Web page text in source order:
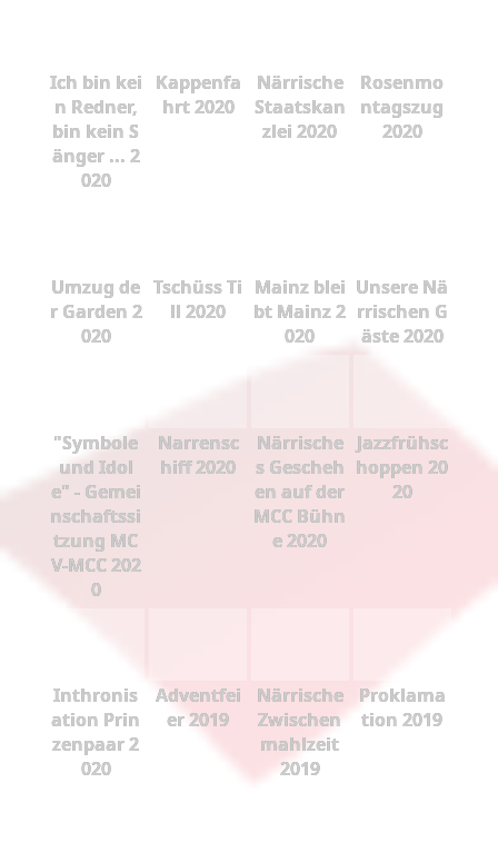
Ich bin kei
n Redner,
bin kein S
änger ... 2
020
Kappenfa
hrt 2020
Närrische
Staatskan
zlei 2020
Rosenmo
ntagszug
2020
Umzug de
r Garden 2
020
Tschüss Ti
ll 2020
Mainz blei
bt Mainz 2
020
Unsere Nä
rrischen G
äste 2020
"Symbole
und Idol
e" - Gemei
nschaftssi
tzung MC
V-MCC 202
0
Narrensc
hiff 2020
Närrische
s Gescheh
en auf der
MCC Bühn
e 2020
Jazzfrühsc
hoppen 20
20
Inthronis
ation Prin
zenpaar 2
020
Adventfei
er 2019
Närrische
Zwischen
mahlzeit
2019
Proklama
tion 2019